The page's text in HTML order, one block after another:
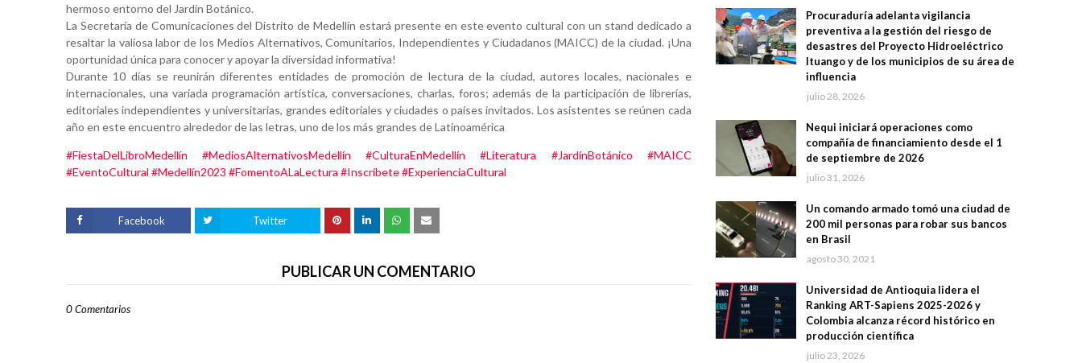
hermoso entorno del Jardín Botánico.
La Secretaría de Comunicaciones del Distrito de Medellín estará presente en este evento cultural con un stand dedicado a
resaltar la valiosa labor de los Medios Alternativos, Comunitarios, Independientes y Ciudadanos (MAICC) de la ciudad. ¡Una
oportunidad única para conocer y apoyar la diversidad informativa!
Durante 10 días se reunirán diferentes entidades de promoción de lectura de la ciudad, autores locales, nacionales e
internacionales, una variada programación artística, conversaciones, charlas, foros; además de la participación de librerías,
editoriales independientes y universitarias, grandes editoriales y ciudades o países invitados. Los asistentes se reúnen cada
año en este encuentro alrededor de las letras, uno de los más grandes de Latinoamérica
#FiestaDelLibroMedellín #MediosAlternativosMedellín #CulturaEnMedellín #Literatura #JardínBotánico
#MAICC
#EventoCultural #Medellín2023 #FomentoALaLectura #Inscríbete#ExperienciaCultural
Facebook Twitter
PUBLICAR UN COMENTARIO
0 Comentarios
Procuraduría adelanta vigilancia
preventiva a la gestión del riesgo de
desastres del Proyecto Hidroeléctrico
Ituango y de los municipios de su área de
influencia
julio 28, 2026
Nequi iniciará operaciones como
compañía de financiamiento desde el 1
de septiembre de 2026
julio 31, 2026
Un comando armado tomó una ciudad de
200 mil personas para robar sus bancos
en Brasil
agosto 30, 2021
Universidad de Antioquia lidera el
Ranking ART-Sapiens 2025-2026 y
Colombia alcanza récord histórico en
producción científica
julio 23, 2026